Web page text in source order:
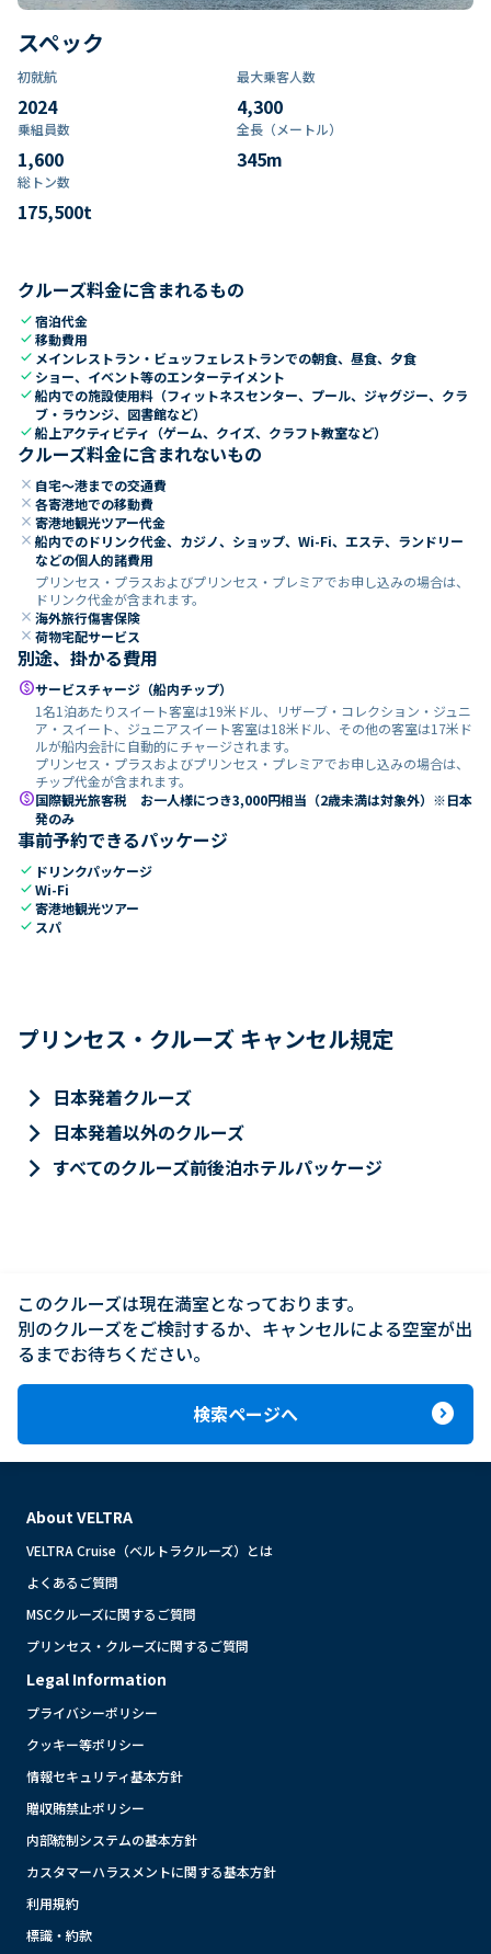
スペック
初就航
2024
最大乗客人数
4,300
乗組員数​
1,600
全長（メートル）
345m
総トン数​
175,500t
クルーズ料金に含まれるもの
check宿泊代金
check移動費用
check メインレストラン・ビュッフェレストランでの朝食、昼食、夕食
check ショー、イベント等のエンターテイメント
check船内での施設使用料（フィットネスセンター、プール、ジャグジー、クラ
ブ・ラウンジ、図書館など）
check船上アクティビティ（ゲーム、クイズ、クラフト教室など）
クルーズ料金に含まれないもの
close 自宅～港までの交通費
close 各寄港地での移動費
close 寄港地観光ツアー代金
close 船内でのドリンク代金、カジノ、ショップ、Wi-Fi、エステ、ランドリー
などの個人的諸費用
プリンセス・プラスおよびプリンセス・プレミアでお申し込みの場合は、
ドリンク代金が含まれます。
close 海外旅行傷害保険
close 荷物宅配サービス
別途、掛かる費用
paidサービスチャージ（船内チップ）
1名1泊あたりスイート客室は19米ドル、リザーブ・コレクション・ジュニ
ア・スイート、ジュニアスイート客室は18米ドル、その他の客室は17米ド
ルが船内会計に自動的にチャージされます。
プリンセス・プラスおよびプリンセス・プレミアでお申し込みの場合は、
チップ代金が含まれます。
paid国際観光旅客税 お一人様につき3,000円相当（2歳未満は対象外）※日本
発のみ
事前予約できるパッケージ
check ドリンクパッケージ
checkWi-Fi
check寄港地観光ツアー
check スパ
プリンセス・クルーズ キャンセル規定
keyboard_arrow_right 日本発着クルーズ
keyboard_arrow_right 日本発着以外のクルーズ
keyboard_arrow_right すべてのクルーズ前後泊ホテルパッケージ
このクルーズは現在満室となっております。
別のクルーズをご検討するか、キャンセルによる空室が出
るまでお待ちください。
検索ページへ expand_circle_right
About VELTRA
VELTRA Cruise（ベルトラクルーズ）とは
よくあるご質問
MSCクルーズに関するご質問
プリンセス・クルーズに関するご質問
Legal Information
プライバシーポリシー
クッキー等ポリシー
情報セキュリティ基本方針
贈収賄禁止ポリシー
内部統制システムの基本方針
カスタマーハラスメントに関する基本方針
利用規約
標識・約款